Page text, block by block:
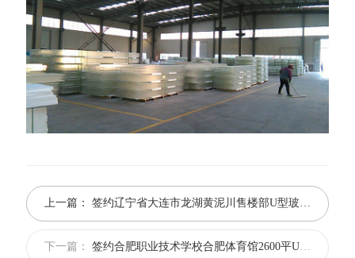
上一篇： 签约辽宁省大连市龙湖黄泥川售楼部U型玻璃项目
下一篇： 签约合肥职业技术学校合肥体育馆2600平U型玻璃项目